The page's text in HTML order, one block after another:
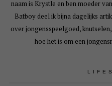
naam is Krystle en ben moeder
Batboy deel ik bijna dagelijks
over jongensspeelgoed,
hoe het is om een